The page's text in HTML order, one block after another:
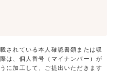
されている本人確認書類または収
は、個人番号（マイナンバー）が
に加工して、ご提出いただきます